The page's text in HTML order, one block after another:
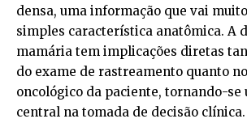
densa, uma informação que vai
simples característica anatômica. A
mamária tem implicações diretas
do exame de rastreamento quanto
oncológico da paciente, tornando-se
central na tomada de decisão clínica.